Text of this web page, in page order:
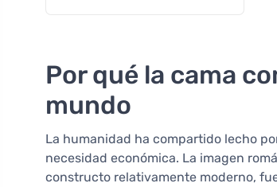
Por qué la cama
mundo
La humanidad ha compartido lecho
necesidad económica. La imagen
constructo relativamente moderno,